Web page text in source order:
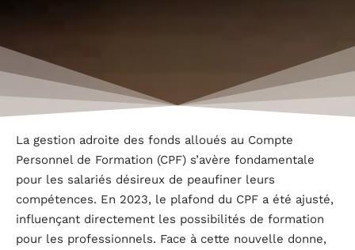
La gestion adroite des fonds alloués au Compte
Personnel de Formation (CPF) s’avère fondamentale
pour les salariés désireux de peaufiner leurs
compétences. En 2023, le plafond du CPF a été ajusté,
influençant directement les possibilités de formation
pour les professionnels. Face à cette nouvelle donne,